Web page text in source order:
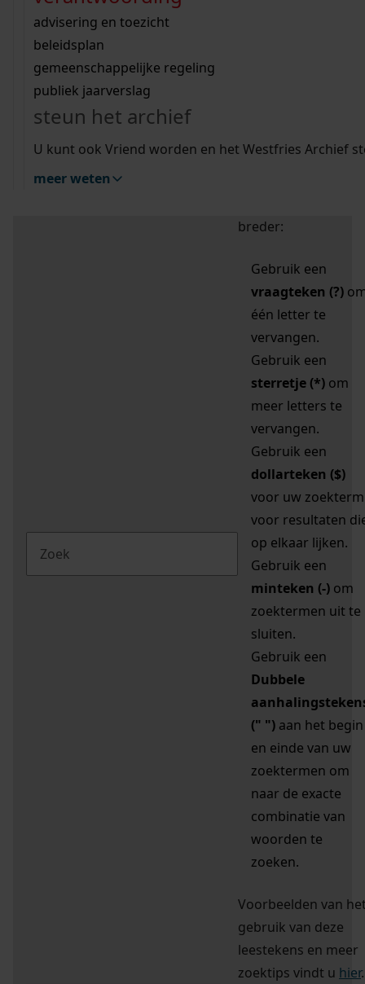
bouwvergunningen
omgevingsvergunningen
vergunningen
beeld en geluid
uitleg nodig?
Wij helpen u op weg met een aantal zoektips.
bekijk alle zoektips
Wij helpen u op weg met een aantal zoektips.
bekijk alle zoektips
bekijk ons geschiedenislokaal
advisering en toezicht
beleidsplan
gemeenschappelijke regeling
publiek jaarverslag
steun het archief
U kunt ook Vriend worden en het Westfries Archief
meer weten
zoektips
Mijn Studiezaal (inloggen)
uw zoekopdracht te
breder:
Gebruik een
vraagteken (?)
één letter te
vervangen.
Gebruik een
sterretje (*) om
meer letters te
vervangen.
Gebruik een
dollarteken ($)
voor uw zoekterm
voor resultaten
op elkaar lijken.
Gebruik een
minteken (-) om
zoektermen uit te
sluiten.
Gebruik een
Dubbele
(" ") aan het begin
en einde van uw
zoektermen om
naar de exacte
combinatie van
woorden te
zoeken.
Voorbeelden van
gebruik van deze
leestekens en meer
zoektips vindt u hier.